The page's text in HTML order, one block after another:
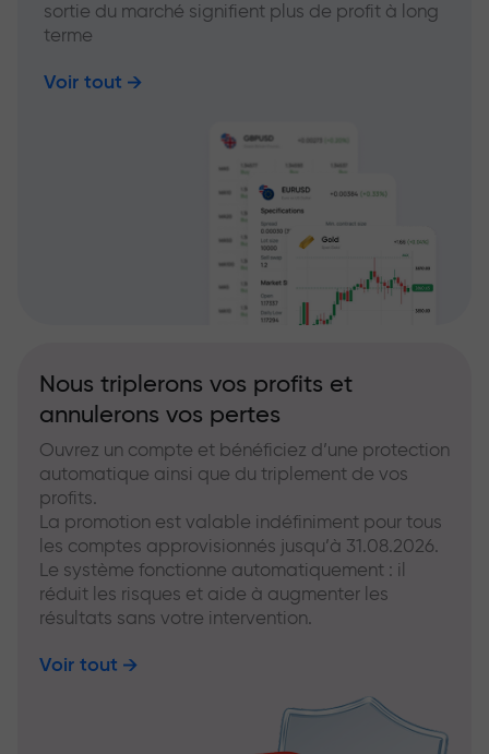
sortie du marché signifient plus de profit à long
terme
Voir tout
Nous triplerons vos profits et
annulerons vos pertes
Ouvrez un compte et bénéficiez d’une protection
automatique ainsi que du triplement de vos
profits.
La promotion est valable indéfiniment pour tous
les comptes approvisionnés jusqu’à 31.08.2026.
Le système fonctionne automatiquement : il
réduit les risques et aide à augmenter les
résultats sans votre intervention.
Voir tout